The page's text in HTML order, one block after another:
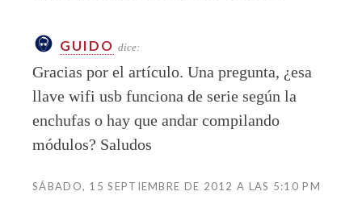
GUIDO dice:
Gracias por el artículo. Una pregunta, ¿esa
llave wifi usb funciona de serie según la
enchufas o hay que andar compilando
módulos? Saludos
SÁBADO, 15 SEPTIEMBRE DE 2012 A LAS 5:10 PM